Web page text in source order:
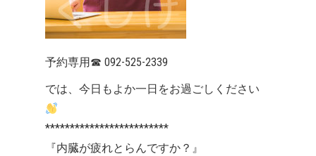
予約専用 ☎ 092-525-2339
では、今日もよか一日をお過ごしください
*************************
『内臓が疲れとらんですか？』